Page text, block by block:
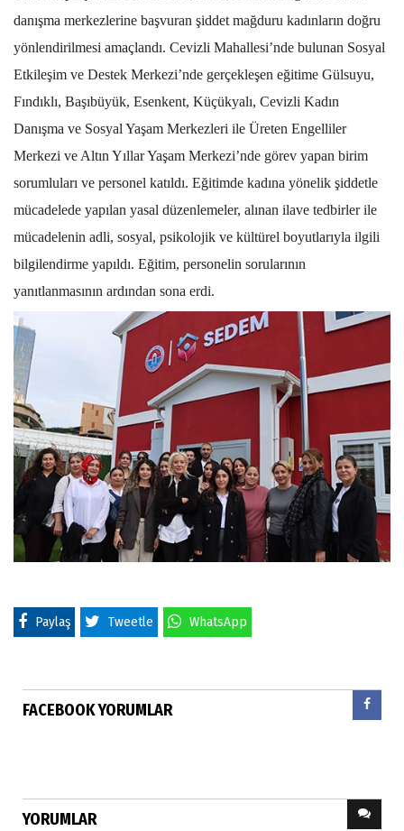
danışma merkezlerine başvuran şiddet mağduru kadınların doğru
yönlendirilmesi amaçlandı. Cevizli Mahallesi’nde bulunan Sosyal
Etkileşim ve Destek Merkezi’nde gerçekleşen eğitime Gülsuyu,
Fındıklı, Başıbüyük, Esenkent, Küçükyalı, Cevizli Kadın
Danışma ve Sosyal Yaşam Merkezleri ile Üreten Engelliler
Merkezi ve Altın Yıllar Yaşam Merkezi’nde görev yapan birim
sorumluları ve personel katıldı. Eğitimde kadına yönelik şiddetle
mücadelede yapılan yasal düzenlemeler, alınan ilave tedbirler ile
mücadelenin adli, sosyal, psikolojik ve kültürel boyutlarıyla ilgili
bilgilendirme yapıldı. Eğitim, personelin sorularının
yanıtlanmasının ardından sona erdi.
Paylaş Tweetle WhatsApp
FACEBOOK YORUMLAR
YORUMLAR